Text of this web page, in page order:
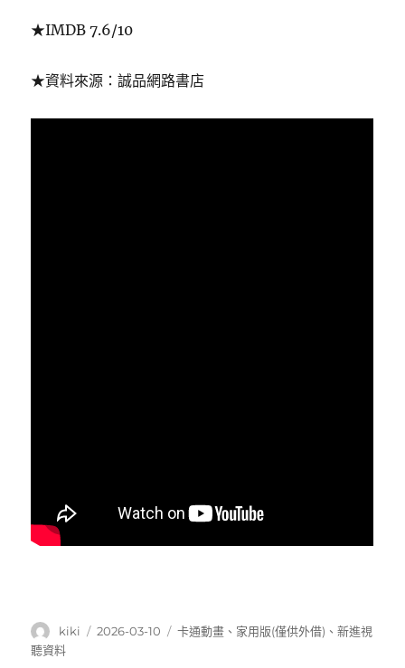
★IMDB 7.6/10
★資料來源：誠品網路書店
作
者
kiki
發
2026-03-10
分
卡通動畫 、 家用版(僅供外借) 、新進視
聽資料